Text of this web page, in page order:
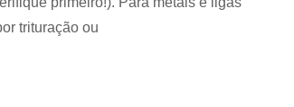
trituração ou